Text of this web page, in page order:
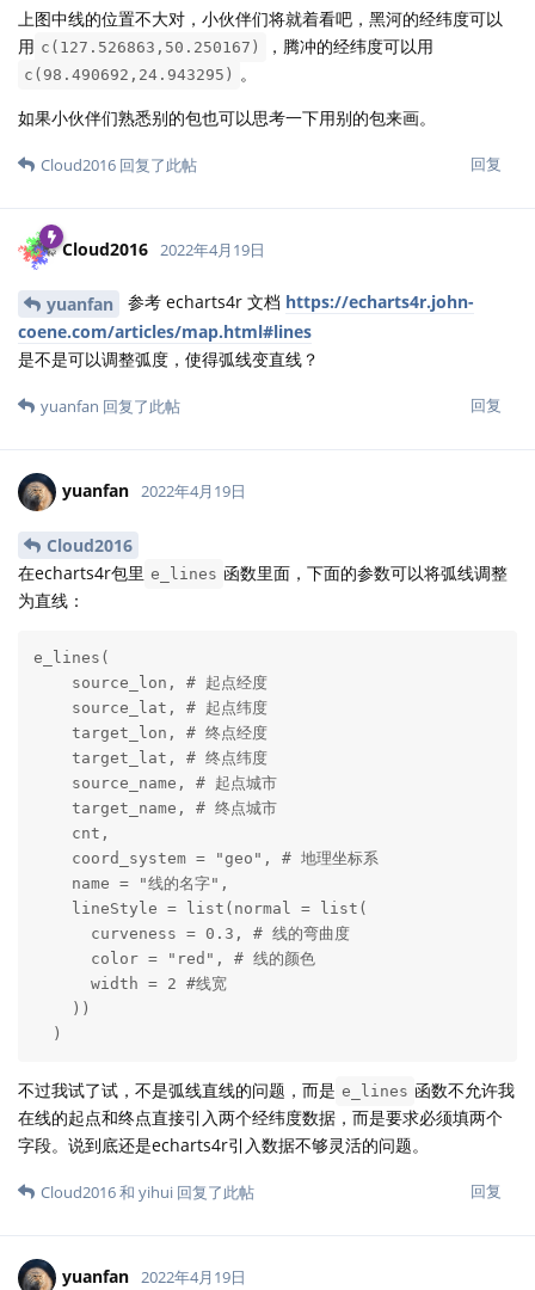
上图中线的位置不大对，小伙伴们将就着看吧，黑河的经纬度可以
用 c(127.526863,50.250167) ，腾冲的经纬度可以用
c(98.490692,24.943295) 。
如果小伙伴们熟悉别的包也可以思考一下用别的包来画。
回复
Cloud2016 回复了此帖
Cloud2016 2022年4月19日
yuanfan 参考 echarts4r 文档 https://echarts4r.john-
coene.com/articles/map.html#lines
是不是可以调整弧度，使得弧线变直线？
回复
yuanfan 回复了此帖
yuanfan 2022年4月19日
Cloud2016
在echarts4r包里 e_lines 函数里面，下面的参数可以将弧线调整
为直线：
e_lines(
    source_lon, # 起点经度
    source_lat, # 起点纬度
    target_lon, # 终点经度
    target_lat, # 终点纬度
    source_name, # 起点城市
    target_name, # 终点城市
    cnt,
    coord_system = "geo", # 地理坐标系
    name = "线的名字",
    lineStyle = list(normal = list(
      curveness = 0.3, # 线的弯曲度
      color = "red", # 线的颜色
      width = 2 #线宽
    ))
  )
不过我试了试，不是弧线直线的问题，而是 e_lines 函数不允许我
在线的起点和终点直接引入两个经纬度数据，而是要求必须填两个
字段。说到底还是echarts4r引入数据不够灵活的问题。
回复
Cloud2016和 yihui 回复了此帖
yuanfan 2022年4月19日